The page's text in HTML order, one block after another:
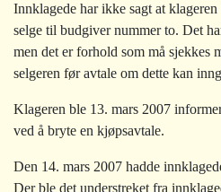
Innklagede har ikke sagt at
selge til budgiver nummer to. Det
men det er forhold som må sjekkes
selgeren før avtale om dette kan
Klageren ble 13. mars 2007
ved å bryte en kjøpsavtale.
Den 14. mars 2007 hadde
Der ble det understreket fra